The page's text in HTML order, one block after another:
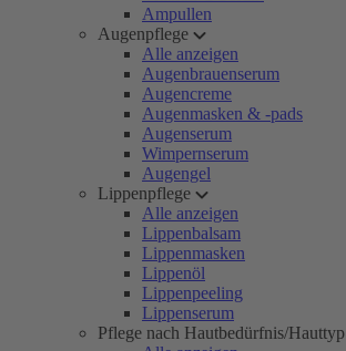
Ampullen
Augenpflege
Alle anzeigen
Augenbrauenserum
Augencreme
Augenmasken & -pads
Augenserum
Wimpernserum
Augengel
Lippenpflege
Alle anzeigen
Lippenbalsam
Lippenmasken
Lippenöl
Lippenpeeling
Lippenserum
Pflege nach Hautbedürfnis/Hauttyp